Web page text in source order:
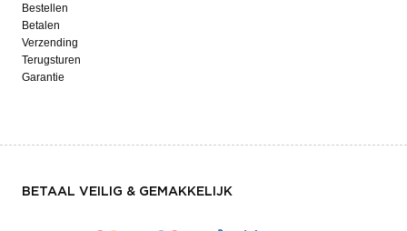
Bestellen
Betalen
Verzending
Terugsturen
Garantie
BETAAL VEILIG & GEMAKKELIJK